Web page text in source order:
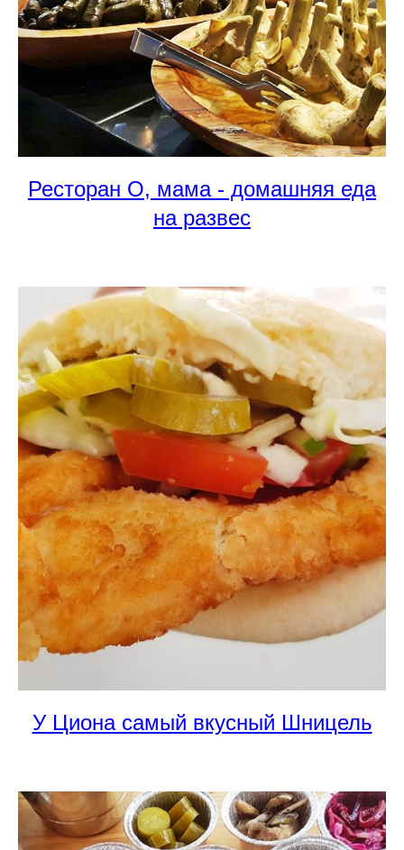
Ресторан О, мама - домашняя еда
на развес
У Циона самый вкусный Шницель